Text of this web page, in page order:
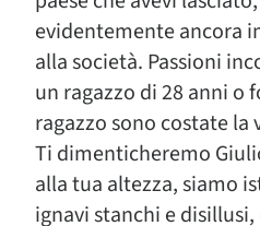
evidentemente ancora
alla società. Passioni
un ragazzo di 28 anni o
ragazzo sono costate la
Ti dimenticheremo
alla tua altezza, siamo
ignavi stanchi e